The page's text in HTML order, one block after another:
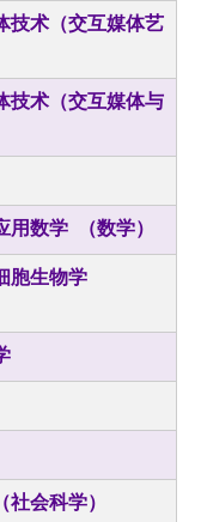
技术（交互媒体艺
技术（交互媒体与
用数学 （数学）
胞生物学
社会科学）